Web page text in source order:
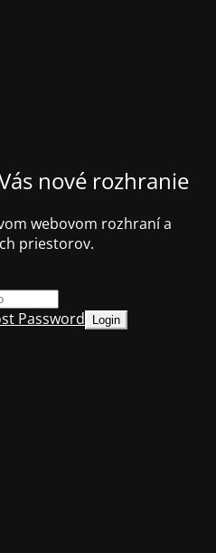
nové rozhranie
webovom rozhraní a
priestorov.
Password